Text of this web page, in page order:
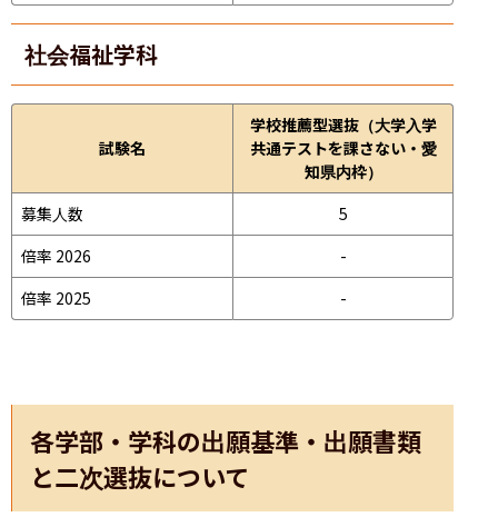
社会福祉学科
試験名
学校推薦型選抜（大学入学
共通テストを課さない・愛
知県内枠）
募集人数
5
倍率 2026
-
倍率 2025
-
各学部・学科の出願基準・出願書類
と二次選抜について